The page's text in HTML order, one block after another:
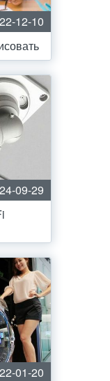
12-10
09-29
01-20